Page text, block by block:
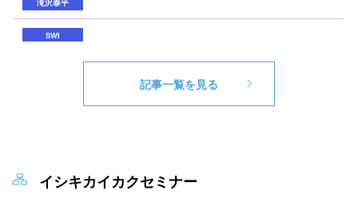
記事一覧を見る
イシキカイカクセミナー